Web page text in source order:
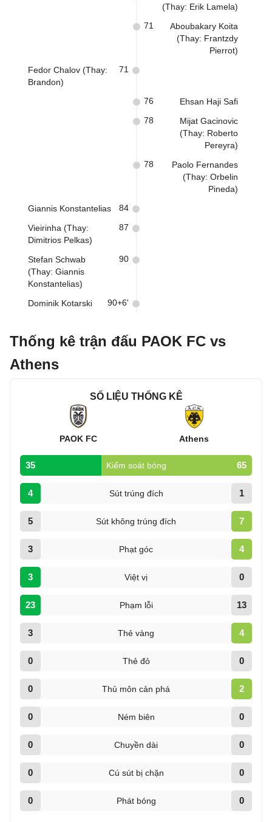
(Thay: Erik Lamela)
Aboubakary Koita
(Thay: Frantzdy
Pierrot)
71
Fedor Chalov (Thay:
Brandon)
71
Ehsan Haji Safi
76
Mijat Gacinovic
(Thay: Roberto
Pereyra)
78
Paolo Fernandes
(Thay: Orbelin
Pineda)
78
Giannis Konstantelias 84
Vieirinha (Thay:
Dimitrios Pelkas)
87
Stefan Schwab
(Thay: Giannis
Konstantelias)
90
Dominik Kotarski 90+6'
Thống kê trận đấu PAOK FC vs
Athens
SỐ LIỆU THỐNG KÊ
PAOK FC Athens
35 Kiểm soát bóng 65
4 Sút trúng đích 1
5 Sút không trúng đích 7
3 Phạt góc 4
3 Việt vị 0
23 Phạm lỗi 13
3 Thẻ vàng 4
0 Thẻ đỏ 0
0 Thủ môn cản phá 2
0 Ném biên 0
0 Chuyền dài 0
0 Cú sút bị chặn 0
0 Phát bóng 0